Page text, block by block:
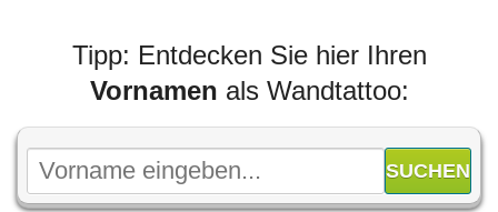
Tipp: Entdecken Sie hier Ihren
Vornamen als Wandtattoo: